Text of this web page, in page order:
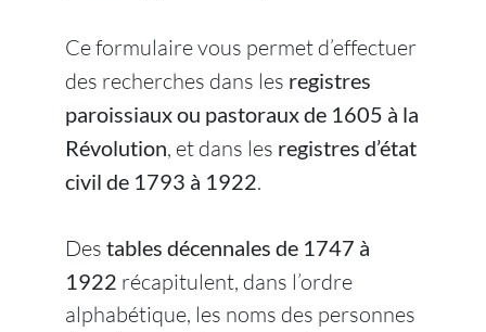
Ce formulaire vous permet d’effectuer
des recherches dans les registres
paroissiaux ou pastoraux de 1605 à la
Révolution, et dans les registres d’état
civil de 1793 à 1922.
Des tables décennales de 1747 à
1922 récapitulent, dans l’ordre
alphabétique, les noms des personnes